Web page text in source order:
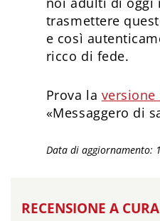
trasmettere
e così
ricco di fede.
Prova la
«Messaggero di
Data di aggiornamento:
RECENSIONE A